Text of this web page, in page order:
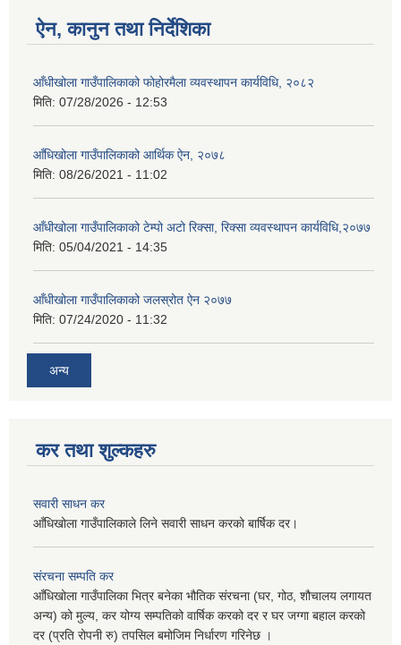
ऐन, कानुन तथा निर्देशिका
आँधीखोला गाउँपालिकाको फोहोरमैला व्यवस्थापन कार्यविधि, २०८२
मिति: 07/28/2026 - 12:53
आँधिखोला गाउँपालिकाको आर्थिक ऐन, २०७८
मिति: 08/26/2021 - 11:02
आँधीखोला गाउँपालिकाको टेम्पो अटो रिक्सा, रिक्सा व्यवस्थापन कार्यविधि,२०७७
मिति: 05/04/2021 - 14:35
आँधीखोला गाउँपालिकाको जलस्रोत ऐन २०७७
मिति: 07/24/2020 - 11:32
अन्य
कर तथा शुल्कहरु
सवारी साधन कर
आँधिखोला गाउँपालिकाले लिने सवारी साधन करको बार्षिक दर।
संरचना सम्पति कर
आँधिखोला गाउँपालिका भित्र बनेका भौतिक संरचना (घर, गोठ, शौचालय लगायत
अन्य) को मुल्य, कर योग्य सम्पतिको वार्षिक करको दर र घर जग्गा बहाल करको
दर (प्रति रोपनी रु) तपसिल बमोजिम निर्धारण गरिनेछ ।